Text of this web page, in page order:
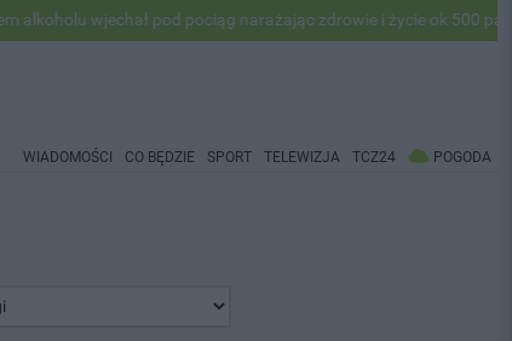
wjechał pod pociąg narażając zdrowie i życie ok 500
WIADOMOŚCI CO BĘDZIE SPORT TELEWIZJA TCZ24 POGODA